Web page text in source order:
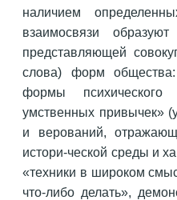
наличием
взаимосвязи
представляющей
слова) форм
формы психического
умственных привычек»
и верований,
истори-ческой среды и
«техники в широком
что-либо делать»,